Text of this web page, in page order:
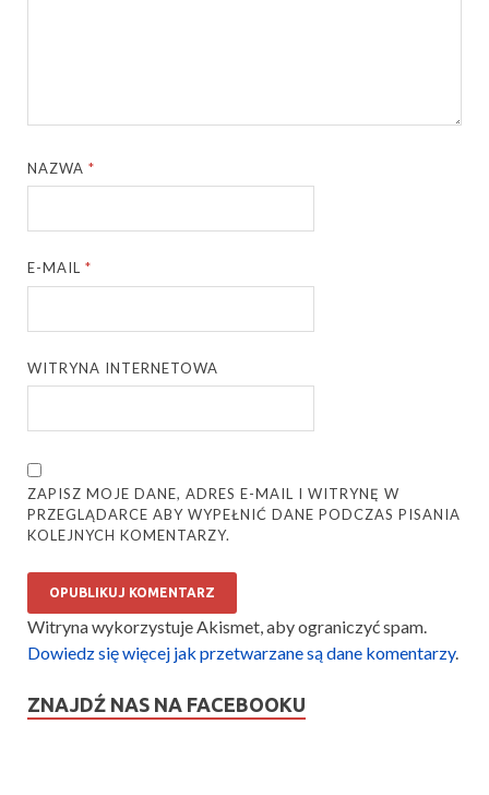
NAZWA*
E-MAIL*
WITRYNA INTERNETOWA
ZAPISZ MOJE DANE, ADRES E-MAIL I WITRYNĘ W
PRZEGLĄDARCE ABY WYPEŁNIĆ DANE PODCZAS PISANIA
KOLEJNYCH KOMENTARZY.
Witryna wykorzystuje Akismet, aby ograniczyć spam.
Dowiedz się więcej jak przetwarzane są dane komentarzy.
ZNAJDŹ NAS NA FACEBOOKU